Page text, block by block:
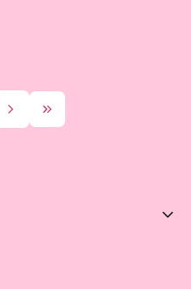
Przejdź do ostatniej